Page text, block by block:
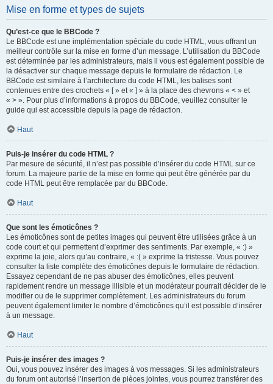
Mise en forme et types de sujets
Qu’est-ce que le BBCode ?
Le BBCode est une implémentation spéciale du code HTML, vous offrant un
meilleur contrôle sur la mise en forme d’un message. L’utilisation du BBCode
est déterminée par les administrateurs, mais il vous est également possible de
la désactiver sur chaque message depuis le formulaire de rédaction. Le
BBCode est similaire à l’architecture du code HTML, les balises sont
contenues entre des crochets « [ » et « ] » à la place des chevrons « < » et
« > ». Pour plus d’informations à propos du BBCode, veuillez consulter le
guide qui est accessible depuis la page de rédaction.
Haut
Puis-je insérer du code HTML ?
Par mesure de sécurité, il n’est pas possible d’insérer du code HTML sur ce
forum. La majeure partie de la mise en forme qui peut être générée par du
code HTML peut être remplacée par du BBCode.
Haut
Que sont les émoticônes ?
Les émoticônes sont de petites images qui peuvent être utilisées grâce à un
code court et qui permettent d’exprimer des sentiments. Par exemple, « :) »
exprime la joie, alors qu’au contraire, « :( » exprime la tristesse. Vous pouvez
consulter la liste complète des émoticônes depuis le formulaire de rédaction.
Essayez cependant de ne pas abuser des émoticônes, elles peuvent
rapidement rendre un message illisible et un modérateur pourrait décider de le
modifier ou de le supprimer complètement. Les administrateurs du forum
peuvent également limiter le nombre d’émoticônes qu’il est possible d’insérer
à un message.
Haut
Puis-je insérer des images ?
Oui, vous pouvez insérer des images à vos messages. Si les administrateurs
du forum ont autorisé l’insertion de pièces jointes, vous pourrez transférer des